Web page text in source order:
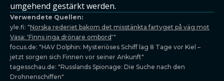
umgehend gestärkt werden.
Verwendete Quellen:
yle.fi: "Norska rederiet bakom det misstänkta fartyget på väg mot
Vasa: 'Finns inga drönare ombord'"
focus.de: "HAV Dolphin: Mysteriöses Schiff lag 8 Tage vor Kiel –
jetzt sorgen sich Finnen vor seiner Ankunft"
tagesschau.de: "Russlands Spionage: Die Suche nach den
Drohnenschiffen"